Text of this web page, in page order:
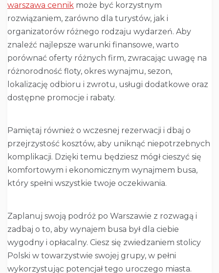
warszawa cennik może być korzystnym
rozwiązaniem, zarówno dla turystów, jak i
organizatorów różnego rodzaju wydarzeń. Aby
znaleźć najlepsze warunki finansowe, warto
porównać oferty różnych firm, zwracając uwagę na
różnorodność floty, okres wynajmu, sezon,
lokalizację odbioru i zwrotu, usługi dodatkowe oraz
dostępne promocje i rabaty.
Pamiętaj również o wczesnej rezerwacji i dbaj o
przejrzystość kosztów, aby uniknąć niepotrzebnych
komplikacji. Dzięki temu będziesz mógł cieszyć się
komfortowym i ekonomicznym wynajmem busa,
który spełni wszystkie twoje oczekiwania.
Zaplanuj swoją podróż po Warszawie z rozwagą i
zadbaj o to, aby wynajem busa był dla ciebie
wygodny i opłacalny. Ciesz się zwiedzaniem stolicy
Polski w towarzystwie swojej grupy, w pełni
wykorzystując potencjał tego uroczego miasta.